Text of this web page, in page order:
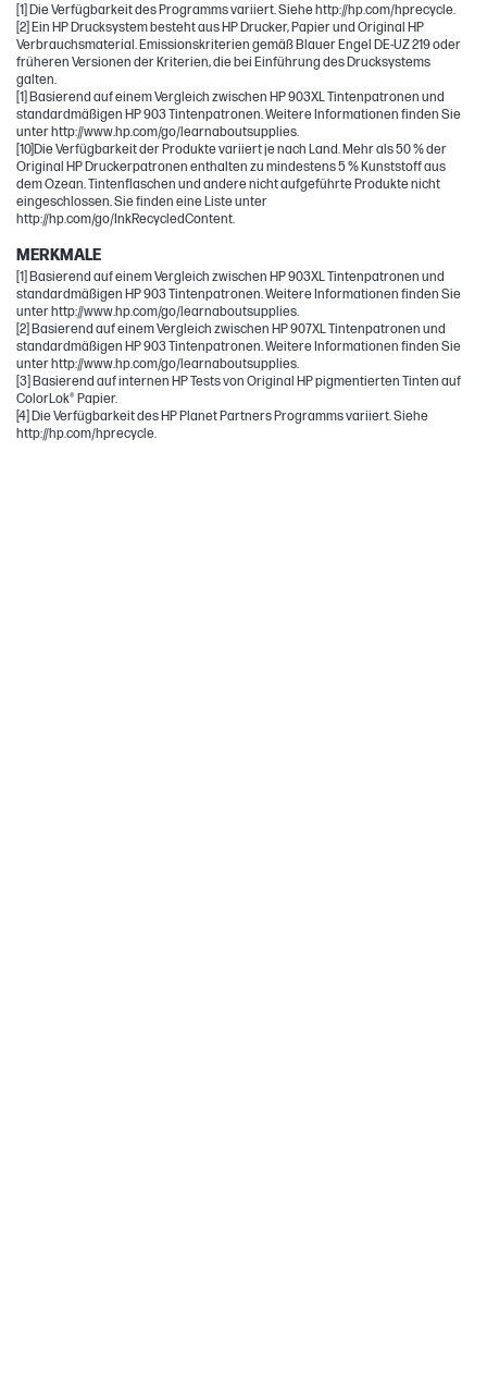
[1] Die Verfügbarkeit des Programms variiert. Siehe http://hp.com/hprecycle.
[2] Ein HP Drucksystem besteht aus HP Drucker, Papier und Original HP
Verbrauchsmaterial. Emissionskriterien gemäß Blauer Engel DE-UZ 219 oder
früheren Versionen der Kriterien, die bei Einführung des Drucksystems
galten.
[1] Basierend auf einem Vergleich zwischen HP 903XL Tintenpatronen und
standardmäßigen HP 903 Tintenpatronen. Weitere Informationen finden Sie
unter http://www.hp.com/go/learnaboutsupplies.
[10]Die Verfügbarkeit der Produkte variiert je nach Land. Mehr als 50 % der
Original HP Druckerpatronen enthalten zu mindestens 5 % Kunststoff aus
dem Ozean. Tintenflaschen und andere nicht aufgeführte Produkte nicht
eingeschlossen. Sie finden eine Liste unter
http://hp.com/go/InkRecycledContent.
MERKMALE
[1] Basierend auf einem Vergleich zwischen HP 903XL Tintenpatronen und
standardmäßigen HP 903 Tintenpatronen. Weitere Informationen finden Sie
unter http://www.hp.com/go/learnaboutsupplies.
[2] Basierend auf einem Vergleich zwischen HP 907XL Tintenpatronen und
standardmäßigen HP 903 Tintenpatronen. Weitere Informationen finden Sie
unter http://www.hp.com/go/learnaboutsupplies.
[3] Basierend auf internen HP Tests von Original HP pigmentierten Tinten auf
ColorLok® Papier.
[4] Die Verfügbarkeit des HP Planet Partners Programms variiert. Siehe
http://hp.com/hprecycle.